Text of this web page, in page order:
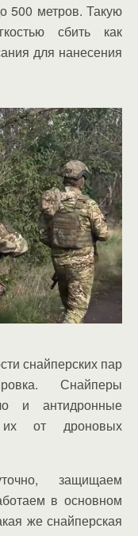
500 метров. Такую
сбить как
для нанесения
снайперских пар
Снайперы
и антидронные
от дроновых
защищаем
в основном
же снайперская